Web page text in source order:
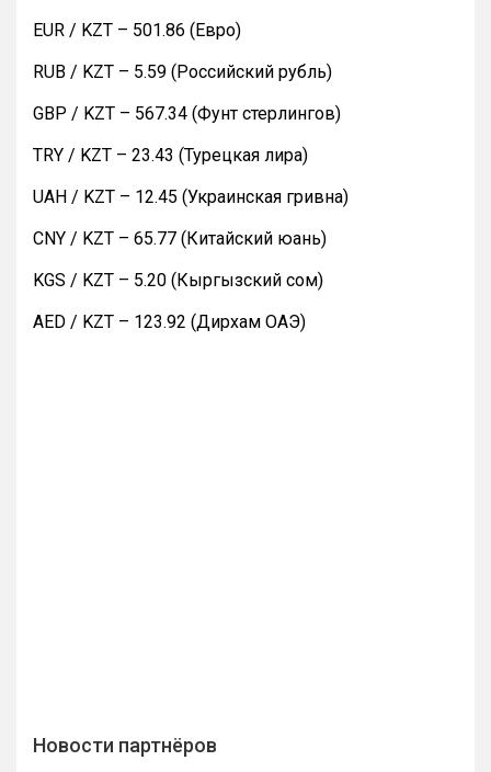
EUR / KZT – 501.86 (Евро)
RUB / KZT – 5.59 (Российский рубль)
GBP / KZT – 567.34 (Фунт стерлингов)
TRY / KZT – 23.43 (Турецкая лира)
UAH / KZT – 12.45 (Украинская гривна)
CNY / KZT – 65.77 (Китайский юань)
KGS / KZT – 5.20 (Кыргызский сом)
AED / KZT – 123.92 (Дирхам ОАЭ)